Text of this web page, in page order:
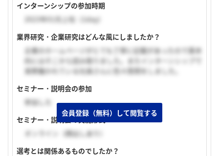
インターンシップの参加時期
2023年01月上旬（1day）
業界研究・企業研究はどんな風にしましたか？
企業のホームページがとても丁寧に記載があったので基本
的にはそこから読み取りました。またインターンシップで
実際働かれている社員さんに色々質問をしました。
セミナー・説明会の参加
参加した
セミナー・説明会の実施形式
オンライン（顔出しあり）
選考とは関係あるものでしたか？
会員登録（無料）して閲覧する